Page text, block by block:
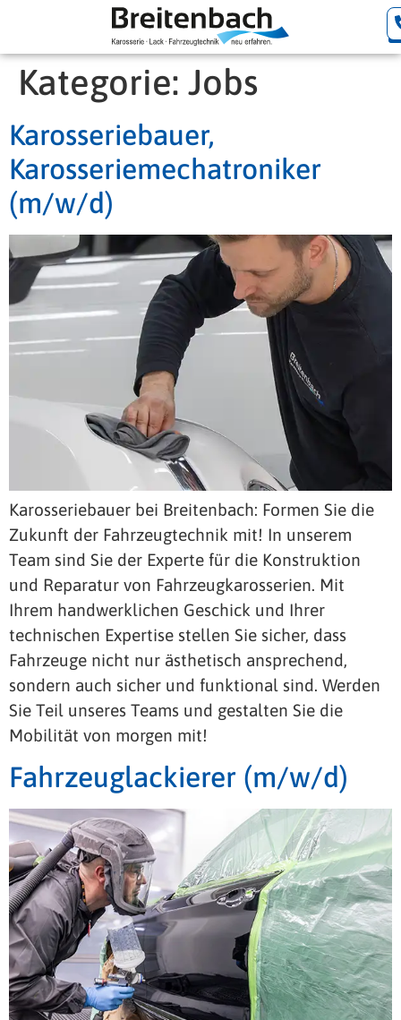
Kategorie: Jobs
Karosseriebauer,
Karosseriemechatroniker
(m/w/d)
Karosseriebauer bei Breitenbach: Formen Sie die
Zukunft der Fahrzeugtechnik mit! In unserem
Team sind Sie der Experte für die Konstruktion
und Reparatur von Fahrzeugkarosserien. Mit
Ihrem handwerklichen Geschick und Ihrer
technischen Expertise stellen Sie sicher, dass
Fahrzeuge nicht nur ästhetisch ansprechend,
sondern auch sicher und funktional sind. Werden
Sie Teil unseres Teams und gestalten Sie die
Mobilität von morgen mit!
Fahrzeuglackierer (m/w/d)